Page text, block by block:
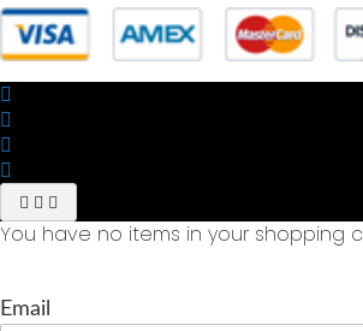
You have no items in your shopping
Email